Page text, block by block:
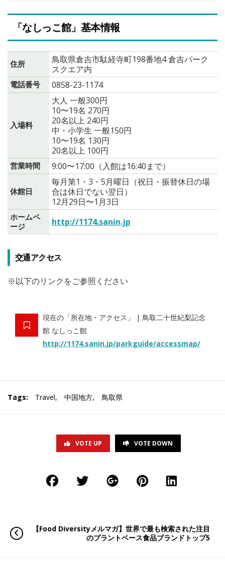
「なしっこ館」基本情報
住所
鳥取県倉吉市駄経寺町198番地4 倉吉パーク
スクエア内
電話番号 0858-23-1174
入場料
大人 一般300円
10〜19名 270円
20名以上 240円
中・小学生 一般150円
10〜19名 130円
20名以上 100円
営業時間 9:00〜17:00（入館は16:40まで）
休館日
毎月第1・3・5月曜日（祝日・振替休日の場
合は休日でない翌日）
12月29日〜1月3日
ホームペ
ージ
http://1174.sanin.jp
交通アクセス
※以下のリンクをご参照ください
現在の「所在地・アクセス」 | 鳥取二十世紀梨記念
館 なしっこ館
http://1174.sanin.jp/parkguide/accessmap/
Tags: Travel, 中国地方, 鳥取県
VOTE UP VOTE DOWN
【Food Diversityメルマガ】世界で最も検索された注目
のプラントベース食品ブランドトップ5